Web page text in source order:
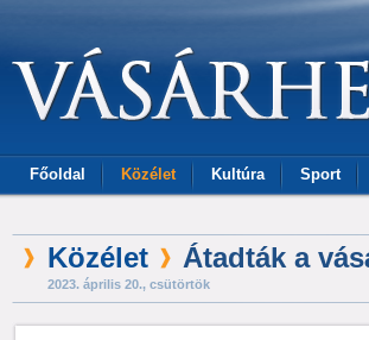
Főoldal Közélet Kultúra Sport
Közélet Átadták a
2023. április 20., csütörtök